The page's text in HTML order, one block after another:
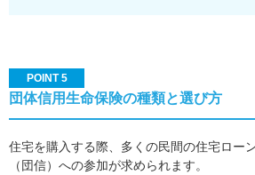
POINT 5
団体信用生命保険の種類と選び方
住宅を購入する際、多くの民間の住宅ロー
（団信）への参加が求められます。